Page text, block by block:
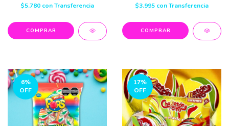
$5.780 conTransferencia $3.995 conTransferencia
6%
OFF
17%
OFF